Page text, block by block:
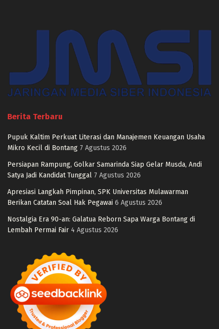
Berita Terbaru
Pupuk Kaltim Perkuat Literasi dan Manajemen Keuangan Usaha
Mikro Kecil di Bontang 7 Agustus 2026
Persiapan Rampung, Golkar Samarinda Siap Gelar Musda, Andi
Satya Jadi Kandidat Tunggal 7 Agustus 2026
Apresiasi Langkah Pimpinan, SPK Universitas Mulawarman
Berikan Catatan Soal Hak Pegawai 6 Agustus 2026
Nostalgia Era 90-an: Galatua Reborn Sapa Warga Bontang di
Lembah Permai Fair 4 Agustus 2026